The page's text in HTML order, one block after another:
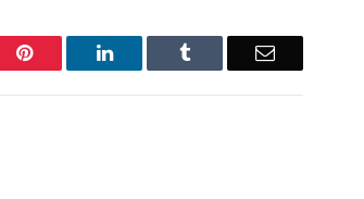
Pinterest LinkedIn Tumblr Email